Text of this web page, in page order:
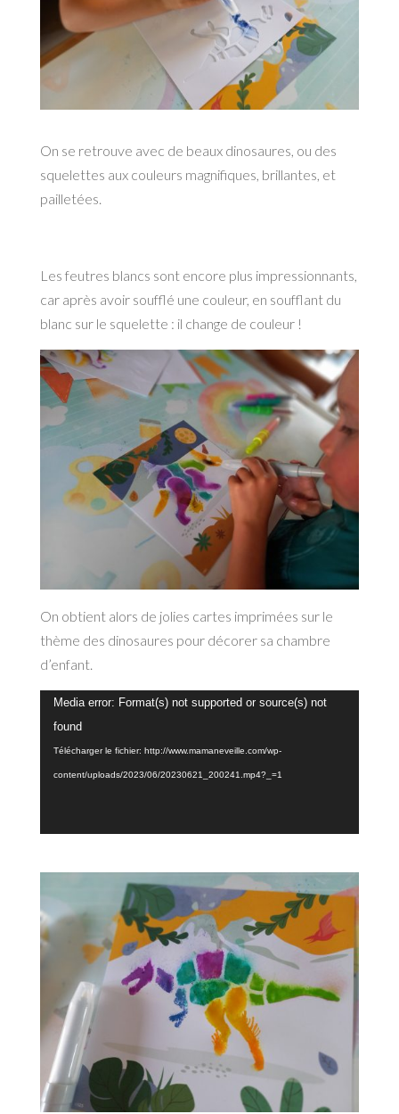
On se retrouve avec de beaux dinosaures, ou des
squelettes aux couleurs magnifiques, brillantes, et
pailletées.
Les feutres blancs sont encore plus impressionnants,
car après avoir soufflé une couleur, en soufflant du
blanc sur le squelette : il change de couleur !
On obtient alors de jolies cartes imprimées sur le
thème des dinosaures pour décorer sa chambre
d’enfant.
Lecteur
vidéo
Media error: Format(s) not supported or source(s) not
found
Télécharger le fichier: http://www.mamaneveille.com/wp-
content/uploads/2023/06/20230621_200241.mp4?_=1